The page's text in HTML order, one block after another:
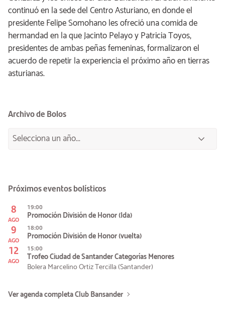
continuó en la sede del Centro Asturiano, en donde el
presidente Felipe Somohano les ofreció una comida de
hermandad en la que Jacinto Pelayo y Patricia Toyos,
presidentes de ambas peñas femeninas, formalizaron el
acuerdo de repetir la experiencia el próximo año en tierras
asturianas.
Archivo de Bolos
Próximos eventos bolísticos
8
AGO
19:00
Promoción División de Honor (Ida)
9
AGO
18:00
Promoción División de Honor (vuelta)
12
AGO
15:00
Trofeo Ciudad de Santander Categorías Menores
Bolera Marcelino Ortiz Tercilla (Santander)
Ver agenda completa Club Bansander